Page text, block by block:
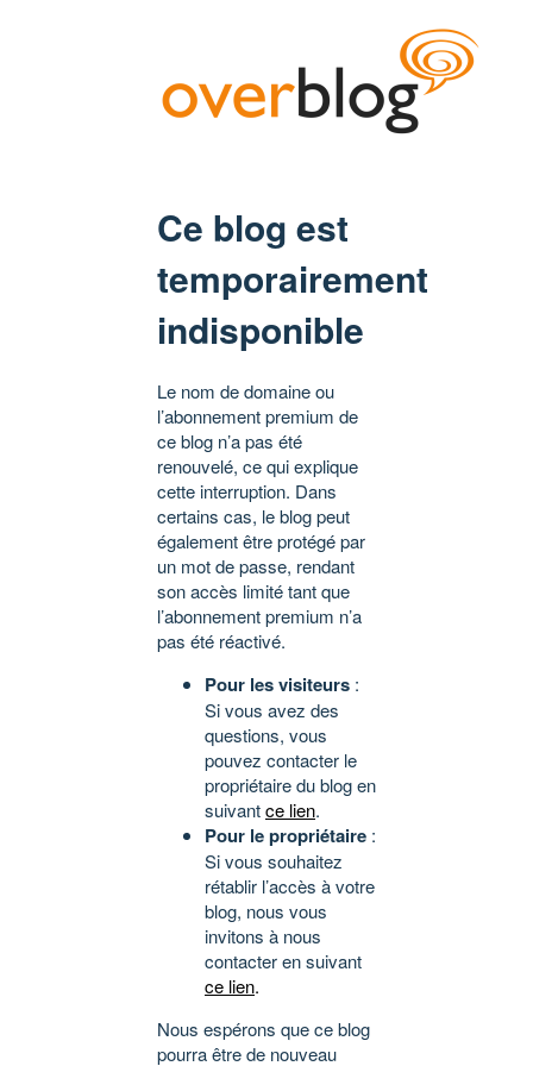
Ce blog est
temporairement
indisponible
Le nom de domaine ou
l’abonnement premium de
ce blog n’a pas été
renouvelé, ce qui explique
cette interruption. Dans
certains cas, le blog peut
également être protégé par
un mot de passe, rendant
son accès limité tant que
l’abonnement premium n’a
pas été réactivé.
Pour les visiteurs :
Si vous avez des
questions, vous
pouvez contacter le
propriétaire du blog en
suivantce lien.
Pour le propriétaire :
Si vous souhaitez
rétablir l’accès à votre
blog, nous vous
invitons à nous
contacter en suivant
ce lien.
Nous espérons que ce blog
pourra être de nouveau